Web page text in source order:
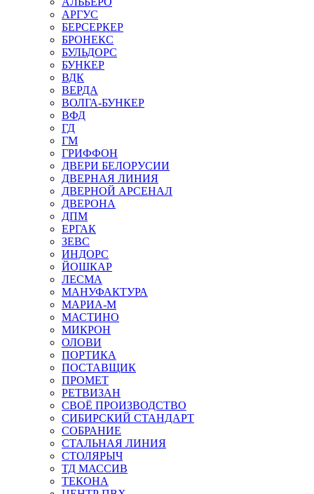
АРГУС
БЕРСЕРКЕР
БРОНЕКС
БУЛЬДОРС
БУНКЕР
ВДК
ВЕРДА
ВОЛГА-БУНКЕР
ВФД
ГД
ГМ
ГРИФФОН
ДВЕРИ БЕЛОРУСИИ
ДВЕРНАЯ ЛИНИЯ
ДВЕРНОЙ АРСЕНАЛ
ДВЕРОНА
ДПМ
ЕРГАК
ЗЕВС
ИНДОРС
ЙОШКАР
ЛЕСМА
МАНУФАКТУРА
МАРИА-М
МАСТИНО
МИКРОН
ОЛОВИ
ПОРТИКА
ПОСТАВЩИК
ПРОМЕТ
РЕТВИЗАН
СВОЁ ПРОИЗВОДСТВО
СИБИРСКИЙ СТАНДАРТ
СОБРАНИЕ
СТАЛЬНАЯ ЛИНИЯ
СТОЛЯРЫЧ
ТД МАССИВ
ТЕКОНА